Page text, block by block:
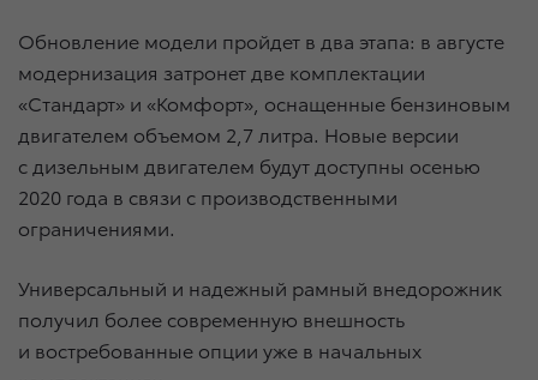
Обновление модели пройдет в два этапа: в августе
модернизация затронет две комплектации
«Стандарт» и «Комфорт», оснащенные бензиновым
двигателем объемом 2,7 литра. Новые версии
с дизельным двигателем будут доступны осенью
2020 года в связи с производственными
ограничениями.
Универсальный и надежный рамный внедорожник
получил более современную внешность
и востребованные опции уже в начальных